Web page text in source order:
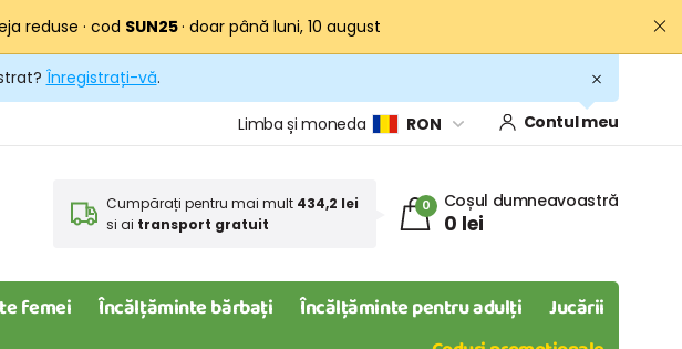
reduse · cod SUN25· doar până luni, 10 august
Înregistrați-vă.
Limba și moneda RON Contul meu
Cumpărați pentru mai mult 434,2 lei
si ai transport gratuit
0 Coșul dumneavoastră
0 lei
femei Încălțăminte bărbați Încălțăminte pentru adulți
Jucării